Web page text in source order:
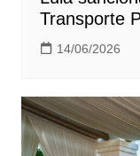
Transporte
14/06/2026